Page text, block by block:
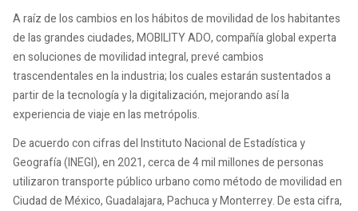
A raíz de los cambios en los hábitos de movilidad de los habitantes
de las grandes ciudades, MOBILITY ADO, compañía global experta
en soluciones de movilidad integral, prevé cambios
trascendentales en la industria; los cuales estarán sustentados a
partir de la tecnología y la digitalización, mejorando así la
experiencia de viaje en las metrópolis.
De acuerdo con cifras del Instituto Nacional de Estadística y
Geografía (INEGI), en 2021, cerca de 4 mil millones de personas
utilizaron transporte público urbano como método de movilidad en
Ciudad de México, Guadalajara, Pachuca y Monterrey. De esta cifra,